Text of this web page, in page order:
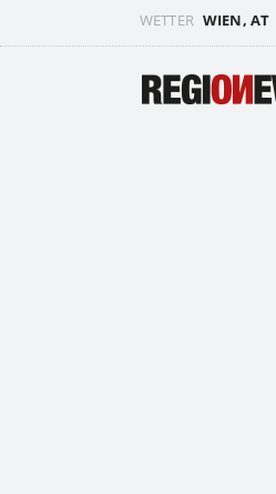
WETTER WIEN, AT